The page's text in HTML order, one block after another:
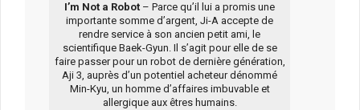
I’m Not a Robot – Parce qu’il lui a promis une
importante somme d’argent, Ji-A accepte de
rendre service à son ancien petit ami, le
scientifique Baek-Gyun. Il s’agit pour elle de se
faire passer pour un robot de dernière génération,
Aji 3, auprès d’un potentiel acheteur dénommé
Min-Kyu, un homme d’affaires imbuvable et
allergique aux êtres humains.